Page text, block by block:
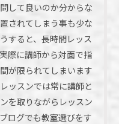
して良いのか分からな
されてしまう事も少な
すると、長時間レッス
際に講師から対面で指
が限られてしまいます
ッスンでは常に講師と
を取りながらレッスン
ログでも教室選びをす